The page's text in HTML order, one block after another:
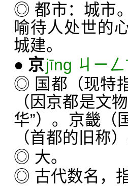
◎ 都市：城市
喻待人处世的
城建。
● 京jīng ㄐㄧㄥ
◎ 国都（现特
（因京都是文
华”）。京畿（
（首都的旧称
◎ 大。
◎ 古代数名，